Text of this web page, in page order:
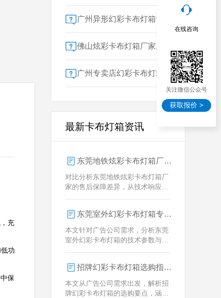
充
功
保
广州专卖店幻彩卡布灯箱选购指南：一位广告总监的售后保障启示录
最新卡布灯箱资讯
东莞地铁炫彩卡布灯箱厂家售后保障对比指南：广告公司选型核心要素解析
对比分析东莞地铁炫彩卡布灯箱厂
家的售后保障差异，从技术响应、
在动态效果与全天候耐用性上的专
业解决方案。
东莞室外幻彩卡布灯箱专业供应商技术解析
本文针对广告公司需求，分析东莞
室外幻彩卡布灯箱的技术参数与定
招牌幻彩卡布灯箱选购指南：广州广告公司专业视角
本文从广告公司需求出发，解析招
牌幻彩卡布灯箱的选购要点，涵盖
在线咨询
关注微信公众号
获取报价 >